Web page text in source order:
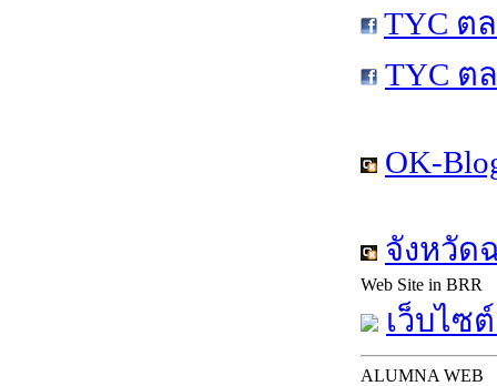
TYC ต
TYC ต
OK-
จังหวัด
Web Site in BRR
เว็บไซ
ALUMNA WEB